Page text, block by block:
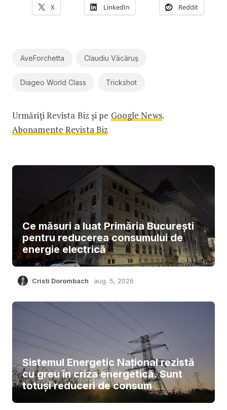
X LinkedIn Reddit
AveForchetta Claudiu Văcăruș
Diageo World Class Trickshot
Urmăriți Revista Biz și pe Google News.
Abonamente Revista Biz
Ce măsuri a luat Primăria București
pentru reducerea consumului de
energie electrică
Cristi Dorombach aug. 5, 2026
Sistemul Energetic Național rezistă
cu greu în criza energetică. Sunt
totuși reduceri de consum